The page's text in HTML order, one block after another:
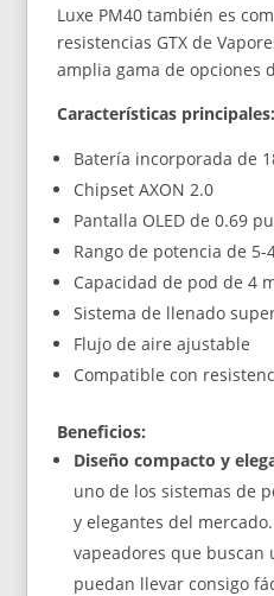
Luxe PM40 también es
resistencias GTX de
amplia gama de opciones
Características principales:
Batería incorporada de
Chipset AXON 2.0
Pantalla OLED de 0.69
Rango de potencia de 5-
Capacidad de pod de 4
Sistema de llenado
Flujo de aire ajustable
Compatible con
Beneficios:
Diseño compacto y
uno de los sistemas de
y elegantes del
vapeadores que buscan
puedan llevar consigo